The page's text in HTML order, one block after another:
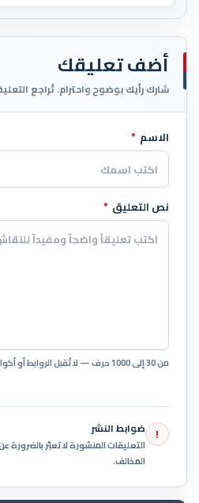
أضف تعليقك
شارك رأيك بوضوح واحترام. تُراجع
اترك هذا الحقل فارغاً
الاسم *
نص التعليق *
من 30 إلى 1000 حرف — لا تُقبل الروابط أو أكواد HTML.
! ضوابط النشر
التعليقات المنشورة لا تعبّر
المخالف.